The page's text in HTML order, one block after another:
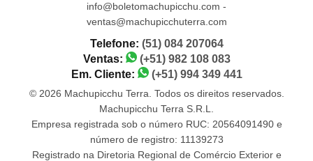
info@boletomachupicchu.com -
ventas@machupicchuterra.com
Telefone: (51) 084 207064
Ventas:
(+51) 982 108 083
Em. Cliente:
(+51) 994 349 441
© 2026 Machupicchu Terra. Todos os direitos reservados.
Machupicchu Terra S.R.L.
Empresa registrada sob o número RUC: 20564091490 e
número de registro: 11139273
Registrado na Diretoria Regional de Comércio Exterior e